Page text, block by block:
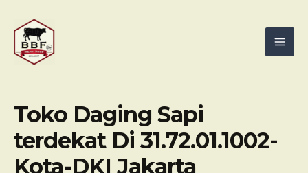
content
Toko Daging Sapi
terdekat Di 31.72.01.1002-
Kota-DKI Jakarta